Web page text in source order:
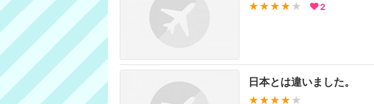
★★★★ ★ 2
日本とは違いました。
★★★★ ★